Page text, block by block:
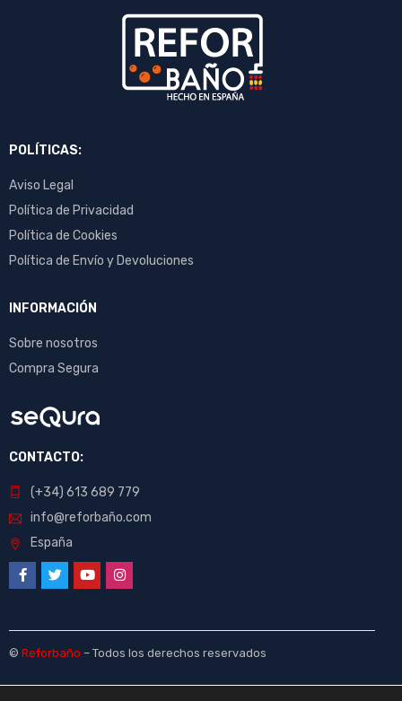
POLÍTICAS:
Aviso Legal
Política de Privacidad
Política de Cookies
Política de Envío y Devoluciones
INFORMACIÓN
Sobre nosotros
Compra Segura
CONTACTO:
(+34) 613 689 779
info@reforbaño.com
España
© Reforbaño – Todos los derechos reservados